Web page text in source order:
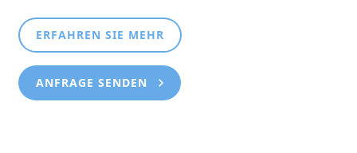
ERFAHREN SIE MEHR
ANFRAGE SENDEN